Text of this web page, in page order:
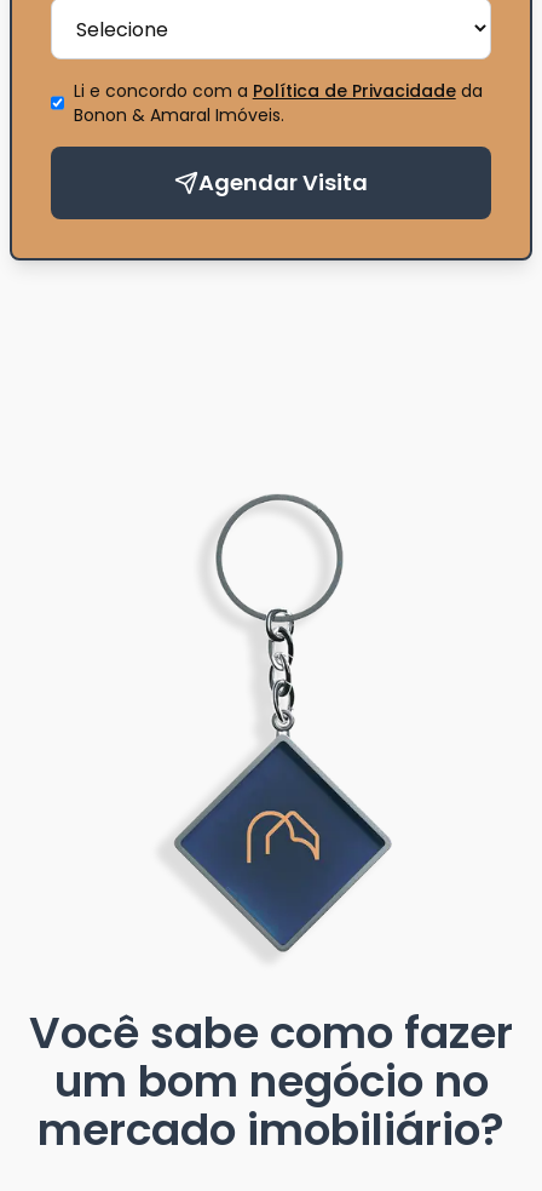
Li e concordo com a Política de Privacidadeda
Bonon & Amaral Imóveis.
Agendar Visita
Você sabe como fazer
um bom negócio no
mercado imobiliário?